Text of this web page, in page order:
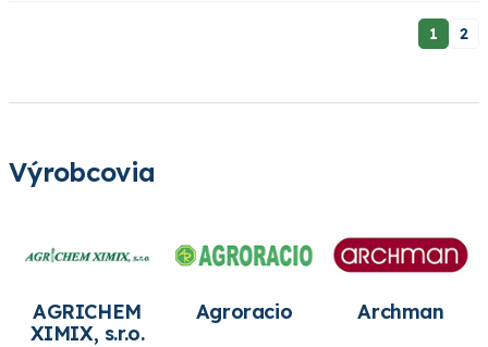
1 2
Výrobcovia
AGRICHEM
XIMIX, s.r.o.
Agroracio Archman